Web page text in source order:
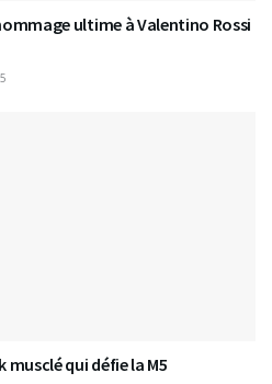
ultime à Valentino Rossi
musclé qui défie la M5